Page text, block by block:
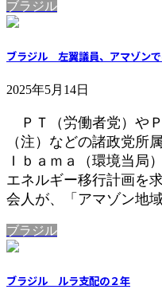
ブラジル
ブラジル 左翼議員、アマゾン
2025年5月14日
ＰＴ（労働者党）や
（注）などの諸政党所
Ｉｂａｍａ（環境当局
エネルギー移行計画を
会人が、「アマゾン地
ブラジル
ブラジル ルラ支配の２年